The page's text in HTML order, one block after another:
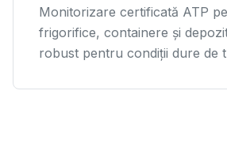
Monitorizare certificată ATP
frigorifice, containere și
robust pentru condiții dure de